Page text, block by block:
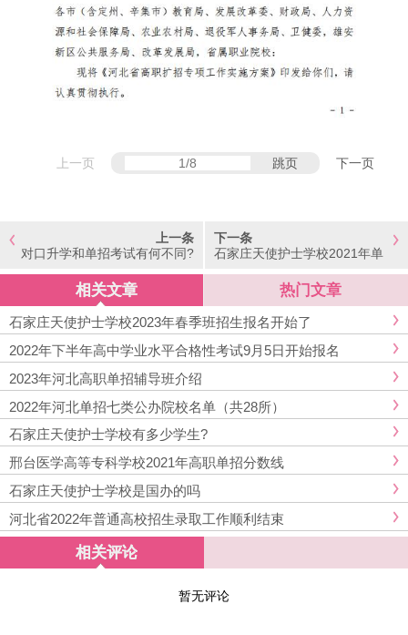
上一页 跳页 下一页
上一条
对口升学和单招考试有何不同?
下一条
石家庄天使护士学校2021年单
相关文章 热门文章
石家庄天使护士学校2023年春季班招生报名开始了
2022年下半年高中学业水平合格性考试9月5日开始报名
2023年河北高职单招辅导班介绍
2022年河北单招七类公办院校名单（共28所）
石家庄天使护士学校有多少学生?
邢台医学高等专科学校2021年高职单招分数线
石家庄天使护士学校是国办的吗
河北省2022年普通高校招生录取工作顺利结束
相关评论
暂无评论